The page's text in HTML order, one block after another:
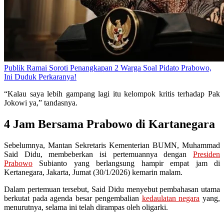
Publik Ramai Soroti Penangkapan 2 Warga Soal Pidato Prabowo,
Ini Duduk Perkaranya!
“Kalau saya lebih gampang lagi itu kelompok kritis terhadap Pak
Jokowi ya,” tandasnya.
4 Jam Bersama Prabowo di Kartanegara
Sebelumnya, Mantan Sekretaris Kementerian BUMN, Muhammad
Said Didu, membeberkan isi pertemuannya dengan Presiden
Prabowo Subianto yang berlangsung hampir empat jam di
Kertanegara, Jakarta, Jumat (30/1/2026) kemarin malam.
Dalam pertemuan tersebut, Said Didu menyebut pembahasan utama
berkutat pada agenda besar pengembalian kedaulatan negara yang,
menurutnya, selama ini telah dirampas oleh oligarki.